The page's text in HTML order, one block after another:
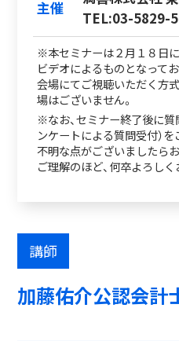
主催
TEL:03-5829-
※本セミナーは２月１８日
ビデオによるものとなって
会場にてご視聴いただく方
場はございません。
※なお、セミナー終了後に質
ンケートによる質問受付）
不明な点がございましたら
ご理解のほど、何卒よろし
講師
加藤佑介公認会計